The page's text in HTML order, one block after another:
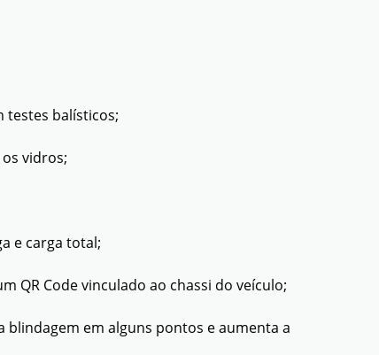
testes balísticos;
vidros;
e carga total;
QR Code vinculado ao chassi do veículo;
em alguns pontos e aumenta a